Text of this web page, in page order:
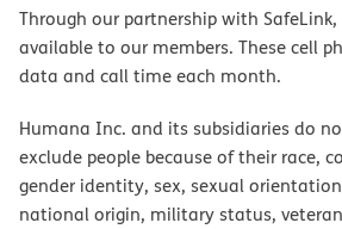
Through our partnership with
available to our members. These cell
data and call time each month.
Humana Inc. and its subsidiaries do
exclude people because of their race,
gender identity, sex, sexual
national origin, military status,